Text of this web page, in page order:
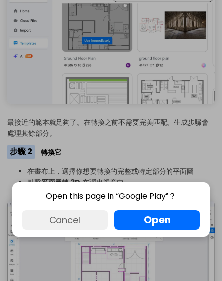
最接近的範本就足夠了。在轉換之前不需要完美匹配。生成步驟會
處理其餘部分。
步驟 2
轉換它
在畫布上，選擇你想要轉換的完整或特定部分的平面圖
點擊平面圖轉 3D在彈出視窗中
Open this page in “Google Play”？
Cancel Open